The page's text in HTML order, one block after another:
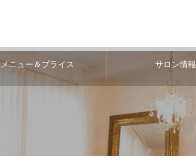
メニュー＆プライス サロン情報